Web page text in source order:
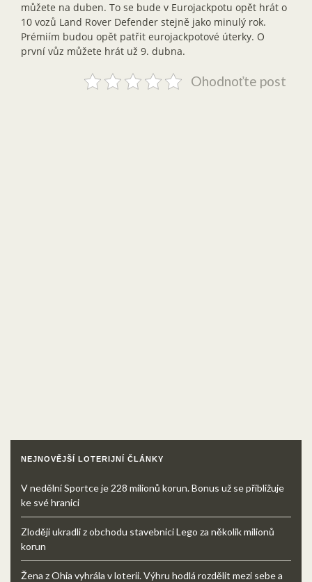
můžete na duben. To se bude v Eurojackpotu opět hrát o
10 vozů Land Rover Defender stejně jako minulý rok.
Prémiím budou opět patřit eurojackpotové úterky. O
první vůz můžete hrát už 9. dubna.
Ohodnoťte post
NEJNOVĚJŠÍ LOTERIJNÍ ČLÁNKY
V nedělní Sportce je 228 milionů korun. Bonus už se přibližuje
ke své hranici
Zloději ukradli z obchodu stavebnici Lego za několik milionů
korun
Žena z Ohia vyhrála v loterii. Výhru hodlá rozdělit mezi sebe a